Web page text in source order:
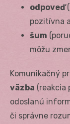
odpoveď
pozitívna
šum
môžu
Komunikačný
väzba (reakcia
odoslanú
či správne